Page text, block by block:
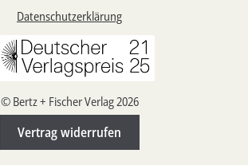
Datenschutzerklärung
© Bertz + Fischer Verlag 2026
Vertrag widerrufen